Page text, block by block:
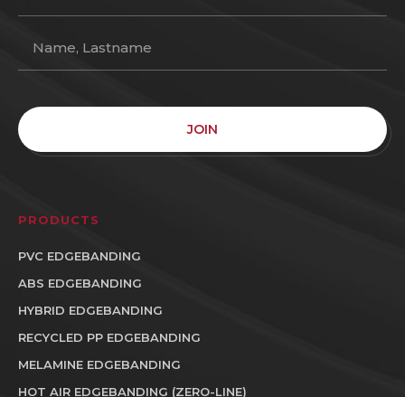
JOIN
PRODUCTS
PVC EDGEBANDING
ABS EDGEBANDING
HYBRID EDGEBANDING
RECYCLED PP EDGEBANDING
MELAMINE EDGEBANDING
HOT AIR EDGEBANDING (ZERO-LINE)